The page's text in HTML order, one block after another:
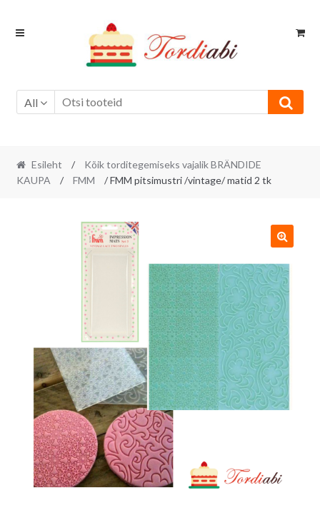
Skip
Skip
All
Esileht /
Kõik torditegemiseks vajalik BRÄNDIDE
KAUPA
/ FMM / FMM pitsimustri /vintage/ matid 2 tk